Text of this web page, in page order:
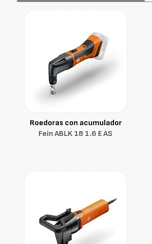
Roedoras con acumulador
Fein ABLK 18 1.6 E AS